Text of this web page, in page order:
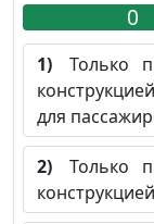
0
1) Только
для
2) Только